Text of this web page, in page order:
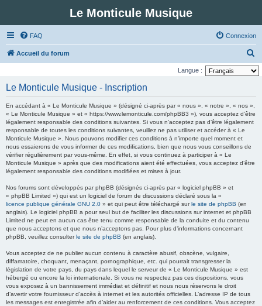
Le Monticule Musique
FAQ Connexion
Accueil du forum
e
Langue :
Le Monticule Musique - Inscription
En accédant à « Le Monticule Musique » (désigné ci-après par « nous », « notre », « nos »,
« Le Monticule Musique » et « https://www.lemonticule.com/phpBB3 »), vous acceptez d’être
légalement responsable des conditions suivantes. Si vous n’acceptez pas d’être légalement
responsable de toutes les conditions suivantes, veuillez ne pas utiliser et accéder à « Le
Monticule Musique ». Nous pouvons modifier ces conditions à n’importe quel moment et
nous essaierons de vous informer de ces modifications, bien que nous vous conseillons de
vérifier régulièrement par vous-même. En effet, si vous continuez à participer à « Le
Monticule Musique » après que des modifications aient été effectuées, vous acceptez d’être
légalement responsable des conditions modifiées et mises à jour.
Nos forums sont développés par phpBB (désignés ci-après par « logiciel phpBB » et
« phpBB Limited ») qui est un logiciel de forum de discussions déclaré sous la «
licence publique générale GNU 2.0 » et qui peut être téléchargé surle site de phpBB (en
anglais). Le logiciel phpBB a pour seul but de faciliter les discussions sur internet et phpBB
Limited ne peut en aucun cas être tenu comme responsable de la conduite et du contenu
que nous acceptons et que nous n’acceptons pas. Pour plus d’informations concernant
phpBB, veuillez consulterle site de phpBB (en anglais).
Vous acceptez de ne publier aucun contenu à caractère abusif, obscène, vulgaire,
diffamatoire, choquant, menaçant, pornographique, etc. qui pourrait transgresser la
législation de votre pays, du pays dans lequel le serveur de « Le Monticule Musique » est
hébergé ou encore la loi internationale. Si vous ne respectez pas ces dispositions, vous
vous exposez à un bannissement immédiat et définitif et nous nous réservons le droit
d’avertir votre fournisseur d’accès à internet et les autorités officielles. L’adresse IP de tous
les messages est enregistrée afin d’aider au renforcement de ces conditions. Vous acceptez